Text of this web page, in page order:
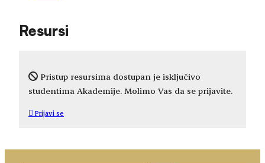
Resursi
Pristup resursima dostupan je isključivo
studentima Akademije. Molimo Vas da se prijavite.
Prijavi se